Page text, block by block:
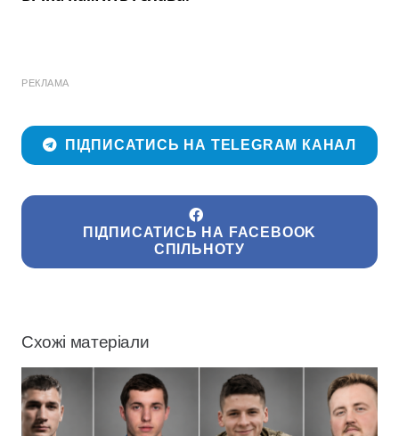
РЕКЛАМА
ПІДПИСАТИСЬ НА TELEGRAM КАНАЛ
ПІДПИСАТИСЬ НА FACEBOOK
СПІЛЬНОТУ
Схожі матеріали